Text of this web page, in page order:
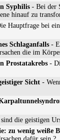
Syphilis - Bei der
hinauf zu
Hauptfrage bei
Schlaganfalls -
die im
Prostatakrebs -
Sicht -
die geistigen
zu wenig weiße